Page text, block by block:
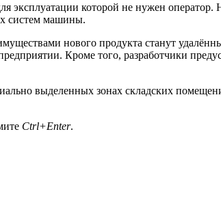
эксплуатации которой не нужен
систем машины.
нового продукта станут
Кроме того, разработчики
выделенных зонах складских
Ctrl+Enter.